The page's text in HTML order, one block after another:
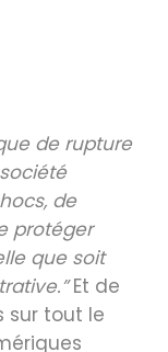
de rupture
de
protéger
que soit
Et de
sur tout le